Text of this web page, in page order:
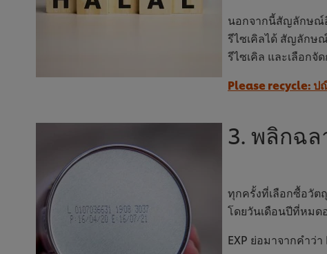
นอกจากนี้สัญลักษณ์
รีไซเคิลได้ สัญลักษ
รีไซเคิล และเลือกจั
Please recycle:
3. พลิกฉ
ทุกครั้งที่เลือกซื้อวัต
โดยวันเดือนปีที่หมด
EXP ย่อมาจากคำ